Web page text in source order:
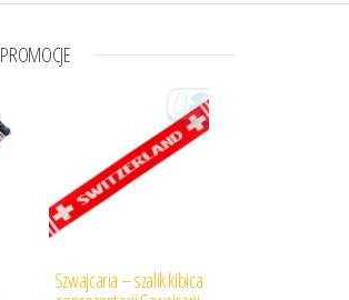
PROMOCJE
Szwajcaria – szalik kibica